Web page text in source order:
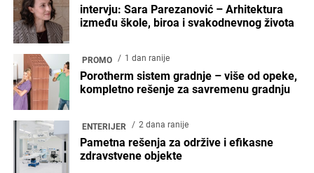
intervju: Sara Parezanović – Arhitektura
između škole, biroa i svakodnevnog života
PROMO 1 dan ranije
Porotherm sistem gradnje – više od opeke,
kompletno rešenje za savremenu gradnju
ENTERIJER 2 dana ranije
Pametna rešenja za održive i efikasne
zdravstvene objekte